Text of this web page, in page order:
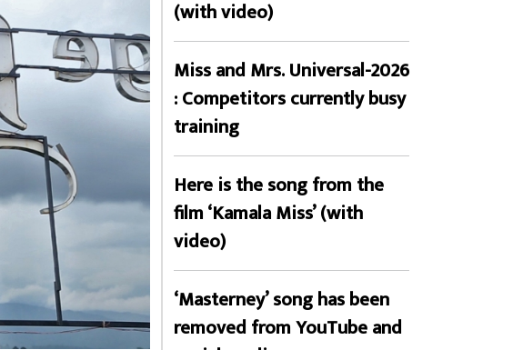
(with video)
Miss and Mrs. Universal-2026
: Competitors currently busy
training
Here is the song from the
film ‘Kamala Miss’ (with
video)
‘Masterney’ song has been
removed from YouTube and